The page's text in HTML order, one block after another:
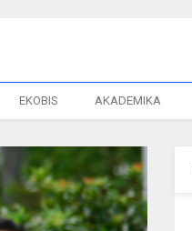
EKOBIS AKADEMIKA